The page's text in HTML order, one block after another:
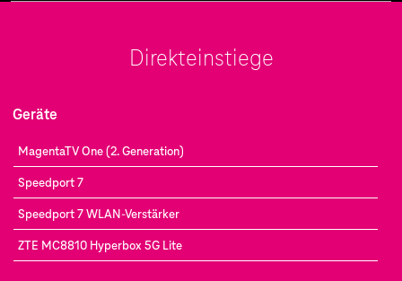
Direkteinstiege
Geräte
MagentaTV One (2. Generation)
Speedport 7
Speedport 7 WLAN-Verstärker
ZTE MC8810 Hyperbox 5G Lite